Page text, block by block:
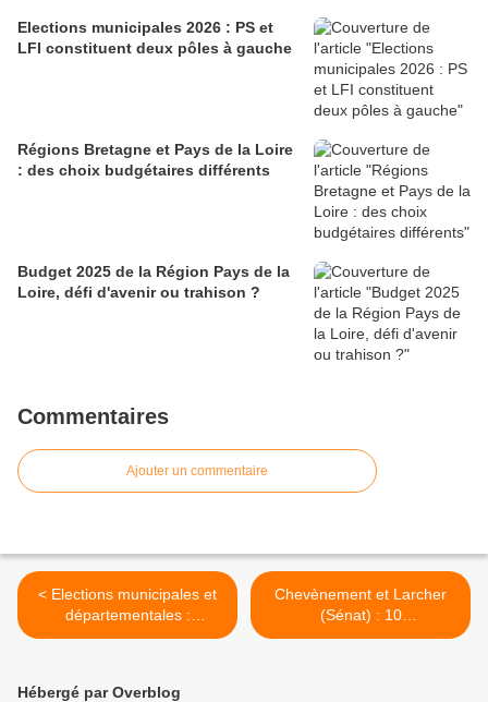
Elections municipales 2026 : PS et
LFI constituent deux pôles à gauche
Régions Bretagne et Pays de la Loire
: des choix budgétaires différents
Budget 2025 de la Région Pays de la
Loire, défi d'avenir ou trahison ?
Commentaires
Ajouter un commentaire
< Elections municipales et
départementales :
nouveaux modes de scrutin
Chevènement et Larcher
(Sénat) : 10
recommandations pour le
Hébergé par Overblog